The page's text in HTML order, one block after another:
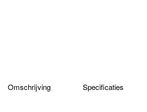
Omschrijving Specificaties